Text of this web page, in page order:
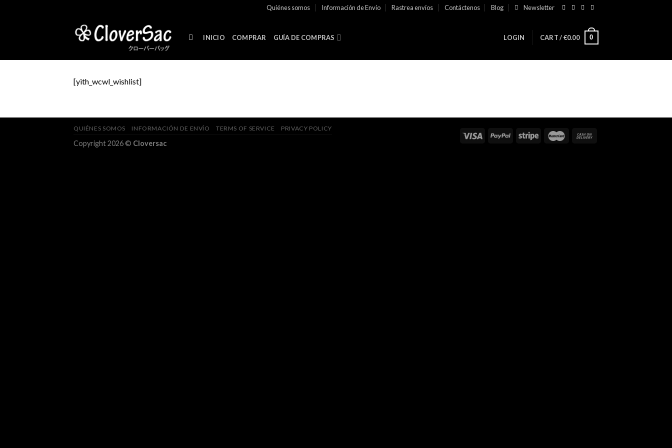
Quiénes somos Información de Envío Rastrea envíos Contáctenos Blog Newsletter
INICIO COMPRAR GUÍA DE COMPRAS LOGIN CART /€0.00 0
[yith_wcwl_wishlist]
QUIÉNES SOMOS INFORMACIÓN DE ENVÍO TERMS OF SERVICE PRIVACY POLICY
Copyright 2026 © Cloversac